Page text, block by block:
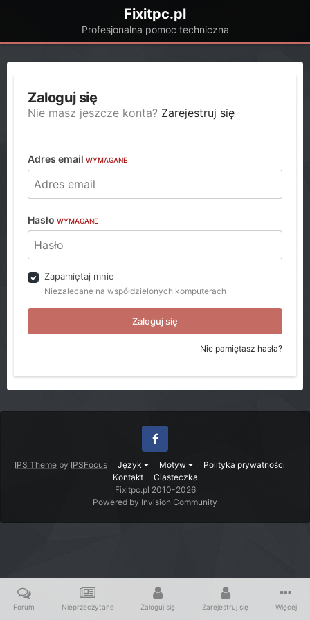
Fixitpc.pl
Profesjonalna pomoc techniczna
Zaloguj się
Nie masz jeszcze konta? Zarejestruj się
Adres email WYMAGANE
Hasło WYMAGANE
Zapamiętaj mnie
Niezalecane na współdzielonych komputerach
Zaloguj się
Nie pamiętasz hasła?
IPS Theme by IPSFocus Język Motyw
Polityka prywatności
Kontakt
Ciasteczka
Facebook
Fixitpc.pl 2010-2026
Powered by Invision Community
Forum Nieprzeczytane Zaloguj się Zarejestruj się Więcej